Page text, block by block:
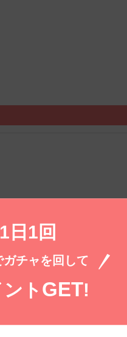
1日1回
ガチャを回して
ト GET!